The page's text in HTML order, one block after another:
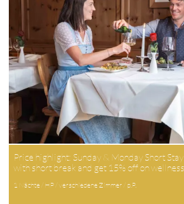
Price highlight: Sunday & Monday Short
with short break and get 15% off on wellness…
1 Nächte / HP / verschiedene Zimmer / p.P.